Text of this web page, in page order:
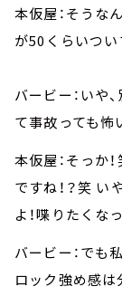
本仮屋：そうな
が50くらいつい
バービー：いや
て事故っても怖
本仮屋：そっか
ですね！？笑
よ！喋りたくなっ
バービー：でも
ロック強め感は